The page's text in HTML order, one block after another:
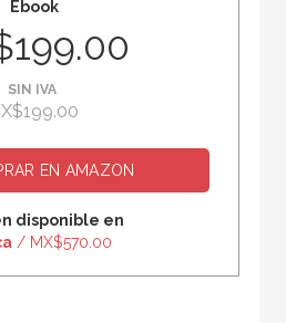
Ebook
SIN IVA
EN AMAZON
disponible en
/ MX$570.00